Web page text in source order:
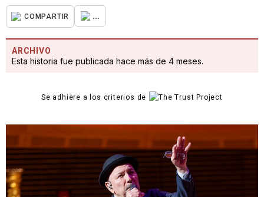
COMPARTIR ...
ARCHIVO
Esta historia fue publicada hace más de 4 meses.
Se adhiere a los criterios de